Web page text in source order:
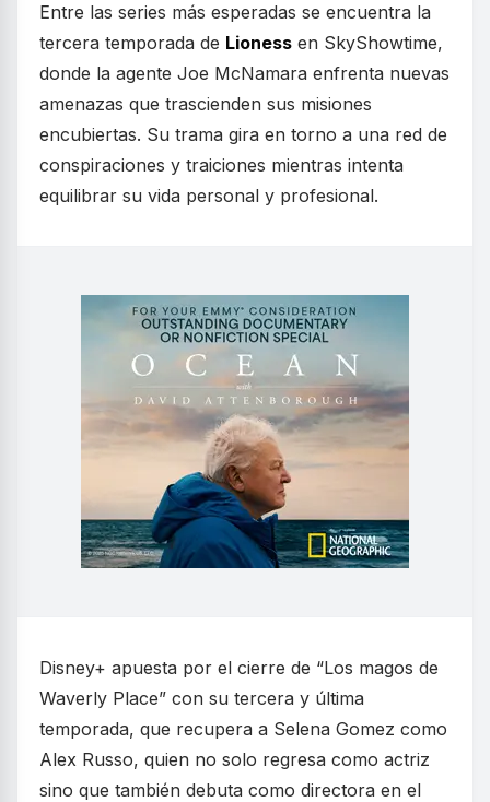
Entre las series más esperadas se encuentra la
tercera temporada de Lioness en SkyShowtime,
donde la agente Joe McNamara enfrenta nuevas
amenazas que trascienden sus misiones
encubiertas. Su trama gira en torno a una red de
conspiraciones y traiciones mientras intenta
equilibrar su vida personal y profesional.
Disney+ apuesta por el cierre de “Los magos de
Waverly Place” con su tercera y última
temporada, que recupera a Selena Gomez como
Alex Russo, quien no solo regresa como actriz
sino que también debuta como directora en el